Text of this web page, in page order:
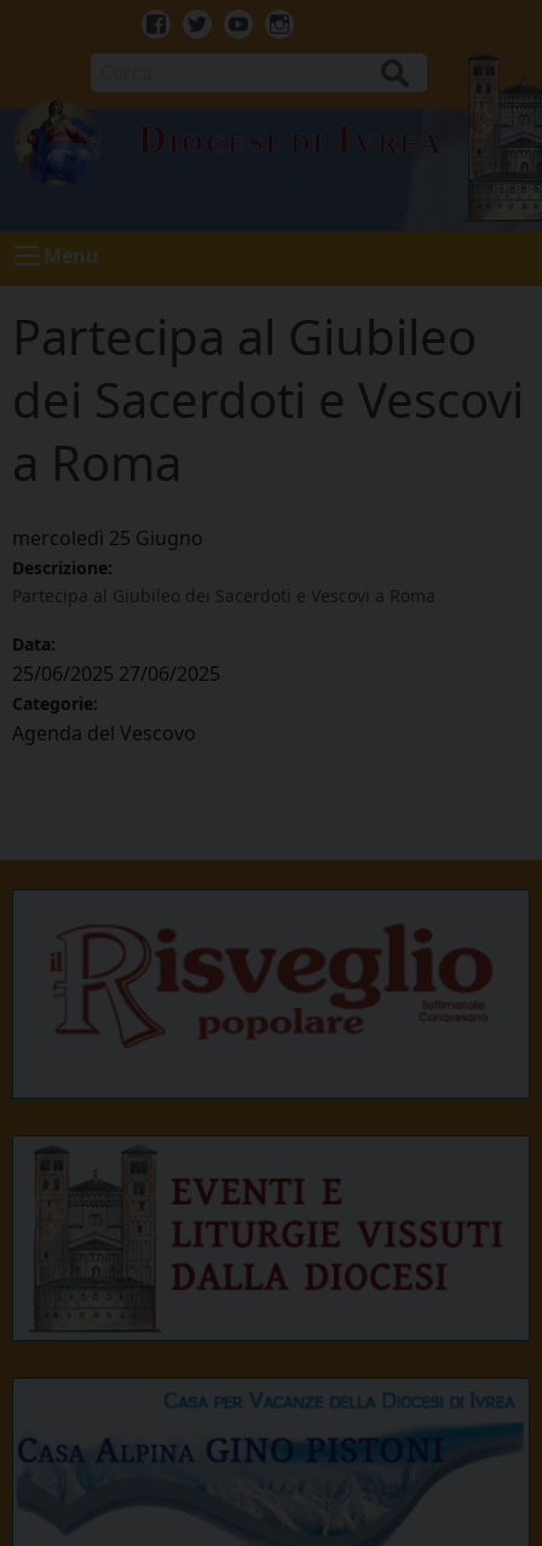
Facebook
TwitterYoutubeInstagram
Diocesi di Ivrea
Menu
Partecipa al Giubileo
dei Sacerdoti e Vescovi
a Roma
mercoledì 25 Giugno
Descrizione:
Partecipa al Giubileo dei Sacerdoti e Vescovi a Roma
Data:
25/06/2025 27/06/2025
Categorie:
Agenda del Vescovo